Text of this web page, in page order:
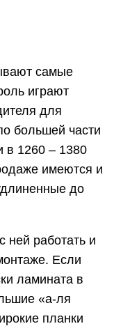
самые
играют
для
большей части
в 1260 – 1380
имеются и
до
ней работать и
Если
ламината в
«а-ля
планки